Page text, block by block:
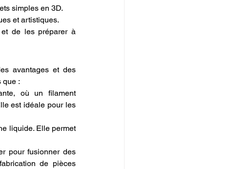
simples en 3D.
et artistiques.
et de les préparer à
avantages et des
que :
où un filament
est idéale pour les
liquide. Elle permet
pour fusionner des
de pièces